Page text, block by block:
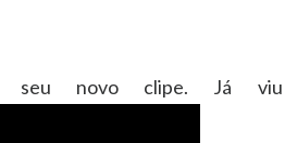
novo clipe. Já viu